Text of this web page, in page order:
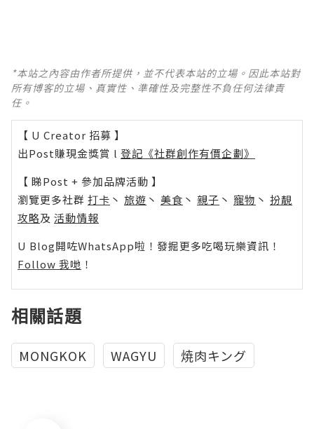
*本站之內容由作者所提供，並不代表本站的立場。因此本站對
所有博客的立場、真實性、準確性及完整性不負任何法律責
任。
【 U Creator 招募 】
出Post賺現金獎賞 l 登記《社群創作有價企劃》
【 睇Post + 參加品牌活動 】
瀏覽更多社群 打卡 丶 旅遊 丶 美食 丶 親子 丶 寵物 丶 扮靚
攻略及 活動情報
U Blog開咗WhatsApp啦！發掘更多吃喝玩樂資訊！
Follow 我哋 ！
相關話題
MONGKOK WAGYU 焼肉キング